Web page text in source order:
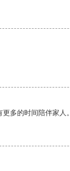
多的时间陪伴家人。